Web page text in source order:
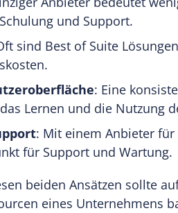
und Support.
sind Best of Suite
: Eine
Lernen und die Nutzung
: Mit einem Anbieter
für Support und Wartung.
beiden Ansätzen sollte
eines Unternehmens